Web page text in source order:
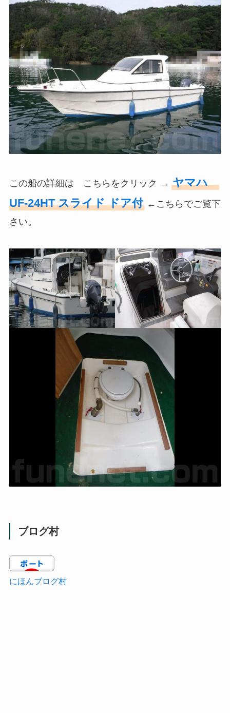
この船の詳細は こちらをクリック → ヤマハ
UF-24HT スライド ドア付←こちらでご覧下
さい。
ブログ村
にほんブログ村